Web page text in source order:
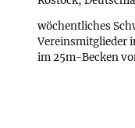
wöchentliches
Vereinsmitglieder
im 25m-Becken